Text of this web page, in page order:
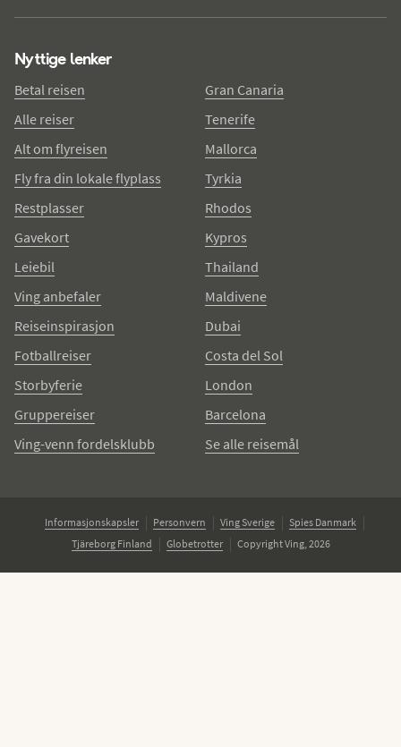
Nyttige lenker
Betal reisen
Alle reiser
Alt om flyreisen
Fly fra din lokale flyplass
Restplasser
Gavekort
Leiebil
Ving anbefaler
Reiseinspirasjon
Fotballreiser
Storbyferie
Gruppereiser
Ving-venn fordelsklubb
Gran Canaria
Tenerife
Mallorca
Tyrkia
Rhodos
Kypros
Thailand
Maldivene
Dubai
Costa del Sol
London
Barcelona
Se alle reisemål
Informasjonskapsler Personvern Ving Sverige
Spies Danmark
Tjäreborg Finland
Globetrotter Copyright Ving, 2026